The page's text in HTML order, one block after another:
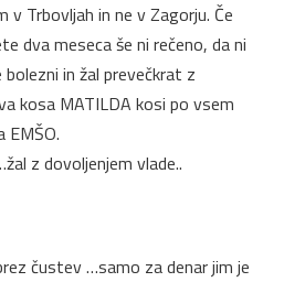
v Trbovljah in ne v Zagorju. Če
dva meseca še ni rečeno, da ni
in žal prevečkrat z
kosa MATILDA kosi po vsem
EMŠO.
z dovoljenjem vlade..
čustev …samo za denar jim je